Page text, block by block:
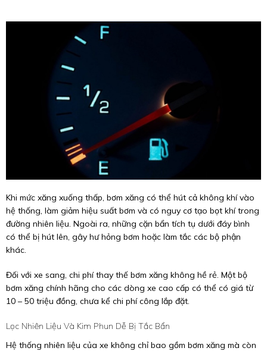
Khi mức xăng xuống thấp, bơm xăng có thể hút cả không khí vào
hệ thống, làm giảm hiệu suất bơm và có nguy cơ tạo bọt khí trong
đường nhiên liệu. Ngoài ra, những cặn bẩn tích tụ dưới đáy bình
có thể bị hút lên, gây hư hỏng bơm hoặc làm tắc các bộ phận
khác.
Đối với xe sang, chi phí thay thế bơm xăng không hề rẻ. Một bộ
bơm xăng chính hãng cho các dòng xe cao cấp có thể có giá từ
10 – 50 triệu đồng, chưa kể chi phí công lắp đặt.
Lọc Nhiên Liệu Và Kim Phun Dễ Bị Tắc Bẩn
Hệ thống nhiên liệu của xe không chỉ bao gồm bơm xăng mà còn